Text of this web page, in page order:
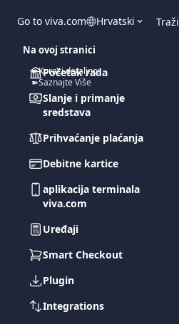
Go to viva.com Hrvatski Traži
Početak rada
Slanje i primanje
sredstava
Prihvaćanje plaćanja
Debitne kartice
aplikacija terminala
viva.com
Uređaji
Smart Checkout
Plugin
Integrations
Na ovoj stranici
➽Koraci detaljno:
➽Saznajte Više